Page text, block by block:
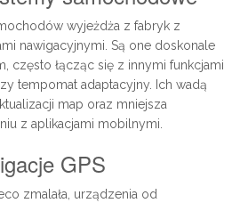
wyjeżdża z fabryk z
nawigacyjnymi. Są one doskonale
często łącząc się z innymi funkcjami
tempomat adaptacyjny. Ich wadą
map oraz mniejsza
z aplikacjami mobilnymi.
GPS
zmalała, urządzenia od